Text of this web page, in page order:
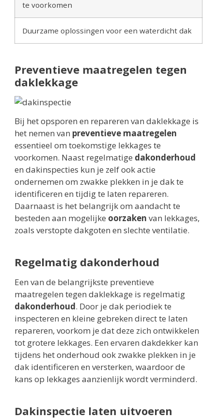
te voorkomen
Duurzame oplossingen voor een waterdicht dak
Preventieve maatregelen tegen
daklekkage
Bij het opsporen en repareren van daklekkage is
het nemen van preventieve maatregelen
essentieel om toekomstige lekkages te
voorkomen. Naast regelmatige dakonderhoud
en dakinspecties kun je zelf ook actie
ondernemen om zwakke plekken in je dak te
identificeren en tijdig te laten repareren.
Daarnaast is het belangrijk om aandacht te
besteden aan mogelijke oorzaken van lekkages,
zoals verstopte dakgoten en slechte ventilatie.
Regelmatig dakonderhoud
Een van de belangrijkste preventieve
maatregelen tegen daklekkage is regelmatig
dakonderhoud. Door je dak periodiek te
inspecteren en kleine gebreken direct te laten
repareren, voorkom je dat deze zich ontwikkelen
tot grotere lekkages. Een ervaren dakdekker kan
tijdens het onderhoud ook zwakke plekken in je
dak identificeren en versterken, waardoor de
kans op lekkages aanzienlijk wordt verminderd.
Dakinspectie laten uitvoeren